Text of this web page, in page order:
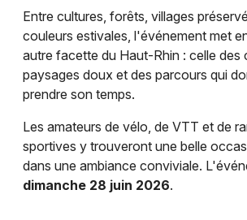
Entre cultures, forêts, villages
couleurs estivales, l'événement met
autre facette du Haut-Rhin : celle des
paysages doux et des parcours qui
prendre son temps.
Les amateurs de vélo, de VTT et de
sportives y trouveront une belle
dans une ambiance conviviale.
dimanche 28 juin 2026.